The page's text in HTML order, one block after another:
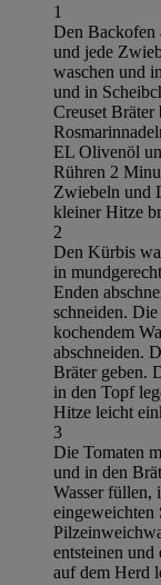
1
Den Backofen
und jede
waschen und
und in
Creuset
EL Olivenöl
Rühren 2
Zwiebeln und
kleiner Hitze
2
Den Kürbis
in
Enden
schneiden.
kochendem
abschneiden.
Bräter geben.
in den Topf
Hitze leicht
3
Die Tomaten
und in den
Wasser füllen,
eingeweichten
entsteinen
auf dem Herd